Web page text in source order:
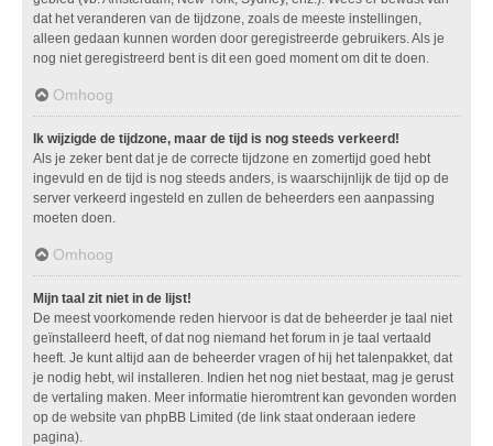
dat het veranderen van de tijdzone, zoals de meeste instellingen,
alleen gedaan kunnen worden door geregistreerde gebruikers. Als je
nog niet geregistreerd bent is dit een goed moment om dit te doen.
Omhoog
Ik wijzigde de tijdzone, maar de tijd is nog steeds verkeerd!
Als je zeker bent dat je de correcte tijdzone en zomertijd goed hebt
ingevuld en de tijd is nog steeds anders, is waarschijnlijk de tijd op de
server verkeerd ingesteld en zullen de beheerders een aanpassing
moeten doen.
Omhoog
Mijn taal zit niet in de lijst!
De meest voorkomende reden hiervoor is dat de beheerder je taal niet
geïnstalleerd heeft, of dat nog niemand het forum in je taal vertaald
heeft. Je kunt altijd aan de beheerder vragen of hij het talenpakket, dat
je nodig hebt, wil installeren. Indien het nog niet bestaat, mag je gerust
de vertaling maken. Meer informatie hieromtrent kan gevonden worden
op de website van phpBB Limited (de link staat onderaan iedere
pagina).